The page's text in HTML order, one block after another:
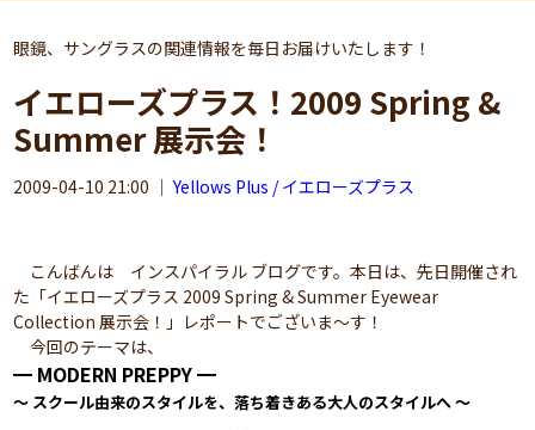
眼鏡、サングラスの関連情報を毎日お届けいたします！
イエローズプラス！2009 Spring &
Summer 展示会！
2009-04-10 21:00 ｜Yellows Plus / イエローズプラス
こんばんは インスパイラル ブログです。本日は、先日開催され
た「イエローズプラス 2009 Spring & Summer Eyewear
Collection 展示会！」レポートでございま～す！
今回のテーマは、
━ MODERN PREPPY ━
～ スクール由来のスタイルを、落ち着きある大人のスタイルへ ～